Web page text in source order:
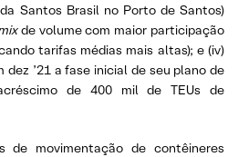
Santos Brasil no Porto de Santos)
de volume com maior participação
tarifas médias mais altas); e (iv)
dez ’21 a fase inicial de seu plano de
de 400 mil de TEUs de
de movimentação de contêineres